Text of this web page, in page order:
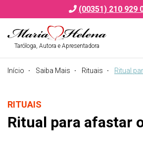
(00351) 210 929
Taróloga, Autora e Apresentadora
Início Saiba Mais Rituais Ritual
RITUAIS
Ritual para afastar